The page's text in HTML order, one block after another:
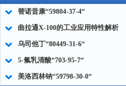
替诺昔康“59804-37-4“
曲拉通X-100的工业应用特性解析
乌司他丁“80449-31-6“
5-氟乳清酸“703-95-7“
美洛西林钠“59798-30-0“